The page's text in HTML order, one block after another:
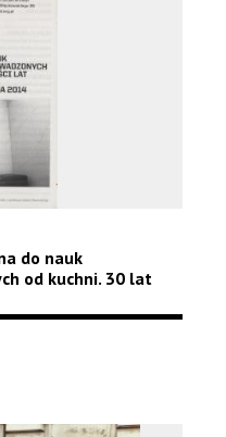
do nauk
od kuchni. 30 lat